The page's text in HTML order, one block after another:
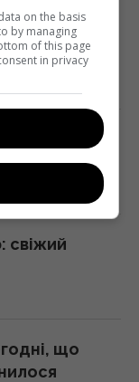
2026
свіжий
що
on the basis
by managing
of this page
in privacy